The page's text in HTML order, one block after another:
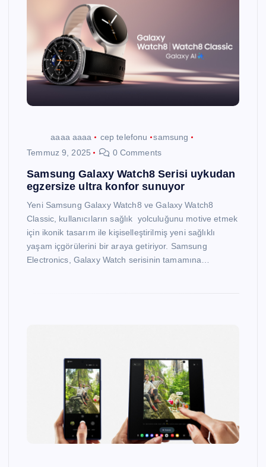
aaaa aaaa cep telefonu
samsung
Temmuz 9, 2025
0 Comments
Samsung Galaxy Watch8 Serisi uykudan
egzersize ultra konfor sunuyor
Yeni Samsung Galaxy Watch8 ve Galaxy Watch8
Classic, kullanıcıların sağlık yolculuğunu motive etmek
için ikonik tasarım ile kişiselleştirilmiş yeni sağlıklı
yaşam içgörülerini bir araya getiriyor. Samsung
Electronics, Galaxy Watch serisinin tamamına…